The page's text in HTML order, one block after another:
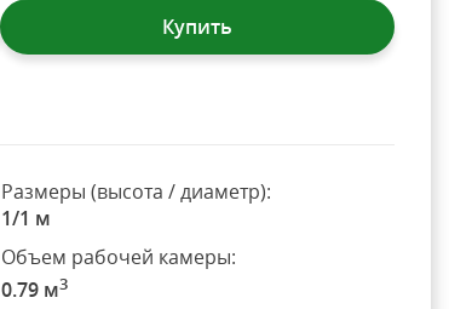
Купить
Размеры (высота / диаметр):
1/1 м
Объем рабочей камеры:
0.79 м3